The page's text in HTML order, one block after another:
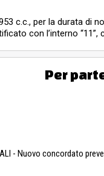
c.c., per la durata di
con l’interno
Per
- Nuovo concordato